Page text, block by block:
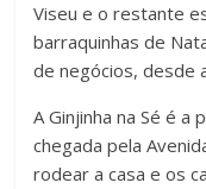
Viseu e o restante
barraquinhas de
de negócios, desde
A Ginjinha na Sé é a
chegada pela
rodear a casa e os